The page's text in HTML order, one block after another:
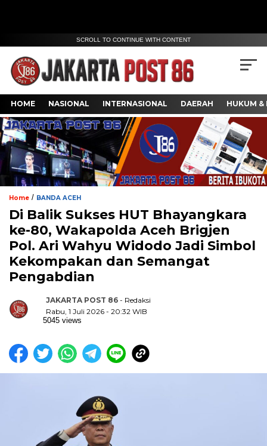
SCROLL TO CONTINUE WITH CONTENT
HOME NASIONAL INTERNASIONAL DAERAH HUKUM &
Home / BANDA ACEH
Di Balik Sukses HUT Bhayangkara
ke-80, Wakapolda Aceh Brigjen
Pol. Ari Wahyu Widodo Jadi Simbol
Kekompakan dan Semangat
Pengabdian
JAKARTA POST 86 - Redaksi
Rabu, 1 Juli 2026 - 20:32 WIB
5045 views